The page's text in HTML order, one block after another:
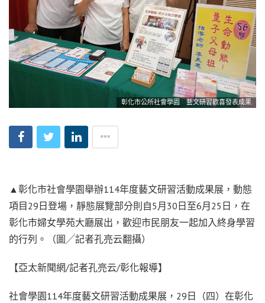
彰化市公所社會學園 藝文研習歡喜發表成果
▲彰化市社會學園舉辦114年度藝文研習活動成果展，動態
項目29日登場，靜態展覽部分則自5月30日至6月25日，在
彰化市婦女學苑大廳展出，歡迎市民朋友一起加入終身學習
的行列。（圖╱記者孔亮云翻攝）
【亞太新聞網/記者孔亮云/彰化報導】
社會學園114年度藝文研習活動成果展，29日（四）在彰化